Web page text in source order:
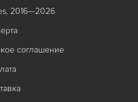
2016—2026
соглашение